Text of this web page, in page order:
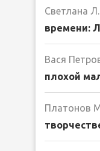
Светлана Л.
времени:
Вася
плохой
Платонов